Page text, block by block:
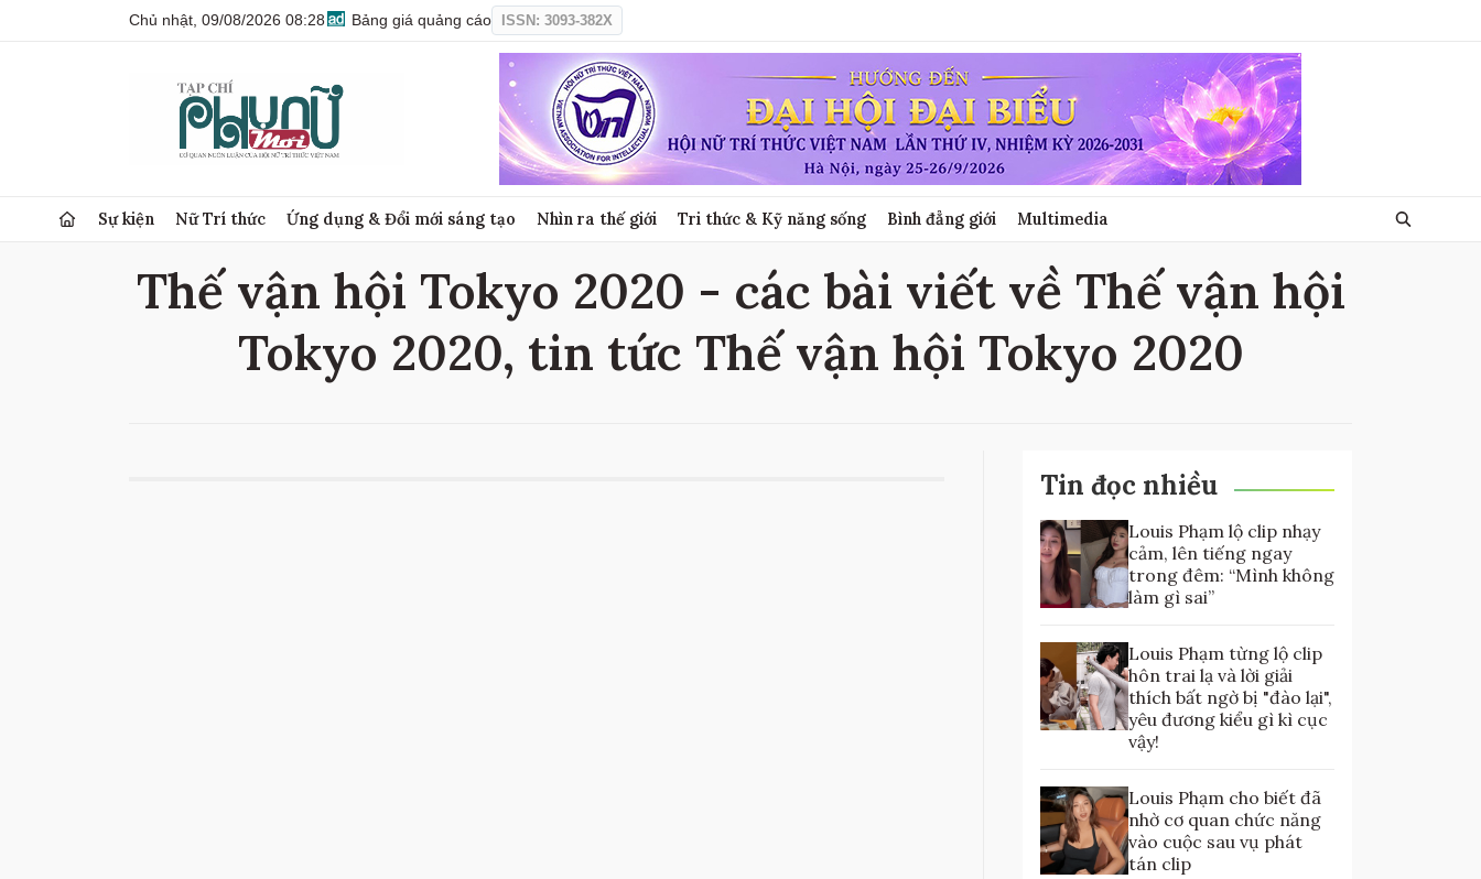
Chủ nhật, 09/08/2026 08:28 Bảng giá quảng cáo ISSN: 3093-382X
Sự kiện Nữ Trí thức Ứng dụng & Đổi mới sáng tạo Nhìn ra thế giới Tri thức & Kỹ năng sống Bình đẳng giới Multimedia
Thế vận hội Tokyo 2020 - các bài viết về Thế vận hội
Tokyo 2020, tin tức Thế vận hội Tokyo 2020
Tin đọc nhiều
Louis Phạm lộ clip nhạy
cảm, lên tiếng ngay
trong đêm: “Mình không
làm gì sai”
Louis Phạm từng lộ clip
hôn trai lạ và lời giải
thích bất ngờ bị "đào lại",
yêu đương kiểu gì kì cục
vậy!
Louis Phạm cho biết đã
nhờ cơ quan chức năng
vào cuộc sau vụ phát
tán clip